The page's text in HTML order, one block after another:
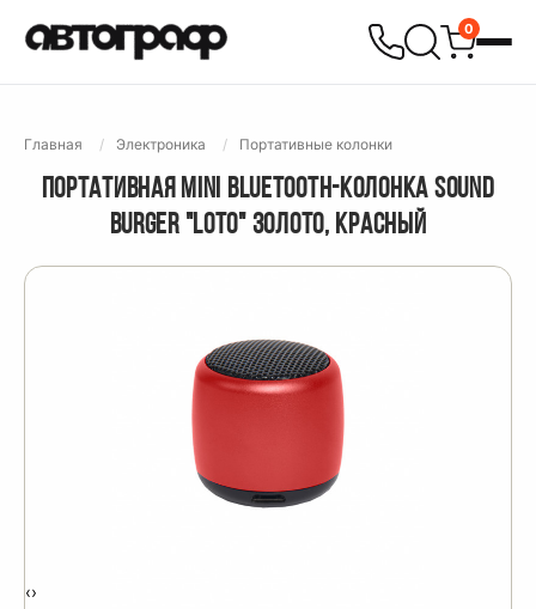
0
Главная Электроника Портативные колонки
ПОРТАТИВНАЯ MINI BLUETOOTH-КОЛОНКА SOUND
BURGER "LOTO" ЗОЛОТО, КРАСНЫЙ
‹›